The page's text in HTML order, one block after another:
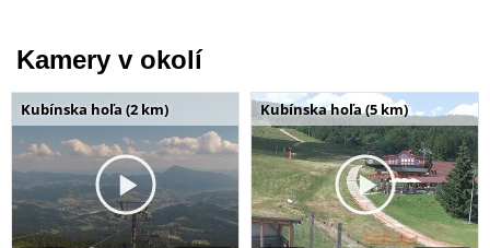
Kamery v okolí
Kubínska hoľa (2 km) Kubínska hoľa (5 km)